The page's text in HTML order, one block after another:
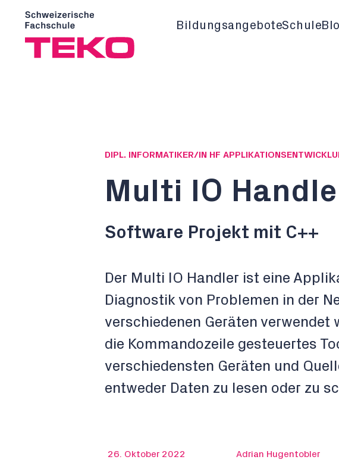
BildungsangeboteSchule
DIPL. INFORMATIKER/IN HF
Multi IO
Software Projekt mit C++
Der Multi IO Handler ist eine
Diagnostik von Problemen in der
verschiedenen Geräten verwendet
die Kommandozeile gesteuertes
verschiedensten Geräten und
entweder Daten zu lesen oder zu
26. Oktober 2022 Adrian Hugentobler